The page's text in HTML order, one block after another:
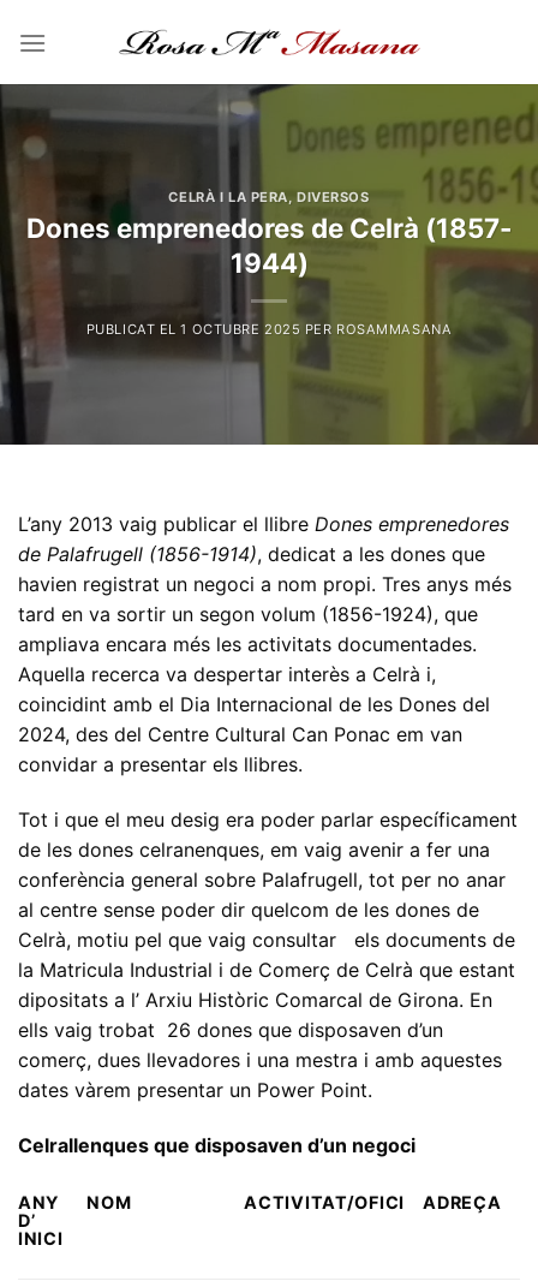
CELRÀ I LA PERA,DIVERSOS
Dones emprenedores de Celrà (1857-
1944)
PUBLICAT EL1 OCTUBRE 2025 PER ROSAMMASANA
L’any 2013 vaig publicar el llibre Dones emprenedores
de Palafrugell (1856-1914), dedicat a les dones que
havien registrat un negoci a nom propi. Tres anys més
tard en va sortir un segon volum (1856-1924), que
ampliava encara més les activitats documentades.
Aquella recerca va despertar interès a Celrà i,
coincidint amb el Dia Internacional de les Dones del
2024, des del Centre Cultural Can Ponac em van
convidar a presentar els llibres.
Tot i que el meu desig era poder parlar específicament
de les dones celranenques, em vaig avenir a fer una
conferència general sobre Palafrugell, tot per no anar
al centre sense poder dir quelcom de les dones de
Celrà, motiu pel que vaig consultar
els documents de
la Matricula Industrial i de Comerç de Celrà que estant
dipositats a l’ Arxiu Històric Comarcal de Girona. En
ells vaig trobat 26 dones que disposaven d’un
comerç, dues llevadores i una mestra i amb aquestes
dates vàrem presentar un Power Point.
Celrallenques que disposaven d’un negoci
ANY
D’
INICI
NOM ACTIVITAT/OFICI ADREÇA